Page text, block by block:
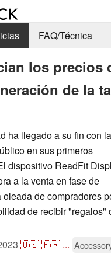
FAQ/Técnica
los precios
de la
ha llegado a su fin con la
en sus primeros
dispositivo ReadFit
a la venta en fase de
de compradores
de recibir "regalos"
🇺🇸🇫🇷 ...